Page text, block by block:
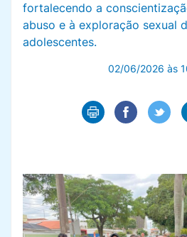
fortalecendo a
abuso e à exploração sexual
adolescentes.
02/06/2026 às